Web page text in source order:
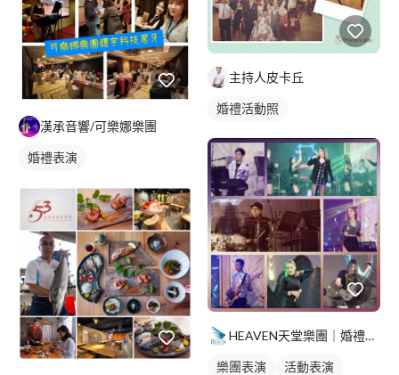
漢承音響/可樂娜樂團
婚禮表演
主持人皮卡丘
婚禮活動照
HEAVEN天堂樂團｜婚禮｜商演｜活動
樂團表演
活動表演